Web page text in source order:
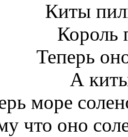
Киты
Король
Теперь
А
море
что оно